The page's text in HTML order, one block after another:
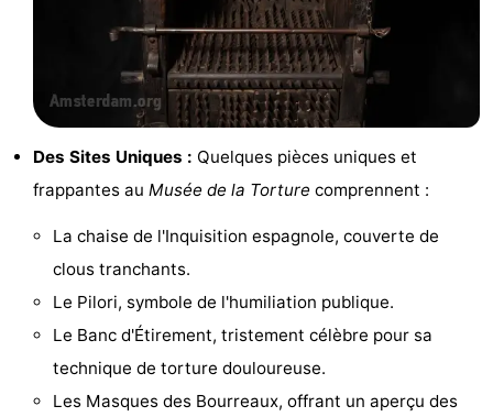
Nocturne
Aliments
et
Boissons
Shopping
Grands
Faire
vélo
Spécial
Des Sites Uniques : Quelques pièces uniques et
frappantes au Musée de la Torture comprennent :
La chaise de l'Inquisition espagnole, couverte de
clous tranchants.
Le Pilori, symbole de l'humiliation publique.
Le Banc d'Étirement, tristement célèbre pour sa
technique de torture douloureuse.
Les Masques des Bourreaux, offrant un aperçu des